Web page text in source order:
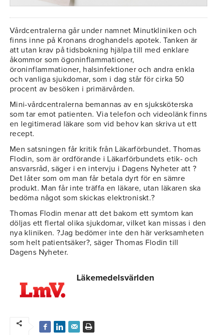
Vårdcentralerna går under namnet Minutkliniken och
finns inne på Kronans droghandels apotek. Tanken är
att utan krav på tidsbokning hjälpa till med enklare
åkommor som ögoninflammationer,
öroninflammationer, halsinfektioner och andra enkla
och vanliga sjukdomar, som i dag står för cirka 50
procent av besöken i primärvården.
Mini-vårdcentralerna bemannas av en sjuksköterska
som tar emot patienten. Via telefon och videolänk finns
en legitimerad läkare som vid behov kan skriva ut ett
recept.
Men satsningen får kritik från Läkarförbundet. Thomas
Flodin, som är ordförande i Läkarförbundets etik- och
ansvarsråd, säger i en intervju i Dagens Nyheter att ?
Det låter som om man får betala dyrt för en sämre
produkt. Man får inte träffa en läkare, utan läkaren ska
bedöma något som skickas elektroniskt.?
Thomas Flodin menar att det bakom ett symtom kan
döljas ett flertal olika sjukdomar, vilket kan missas i den
nya kliniken. ?Jag bedömer inte den här verksamheten
som helt patientsäker?, säger Thomas Flodin till
Dagens Nyheter.
Läkemedelsvärlden